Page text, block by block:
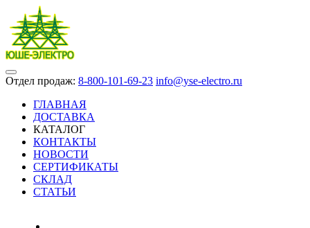
Отдел продаж: 8-800-101-69-23 info@yse-electro.ru
ГЛАВНАЯ
ДОСТАВКА
КАТАЛОГ
КОНТАКТЫ
НОВОСТИ
СЕРТИФИКАТЫ
СКЛАД
СТАТЬИ